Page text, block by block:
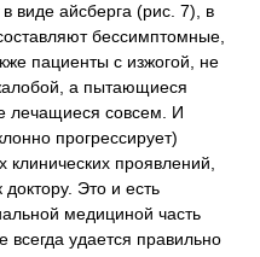
виде айсберга (рис. 7), в
бессимптомные,
пациенты с изжогой, не
а пытающиеся
лечащиеся совсем. И
прогрессирует)
проявлений,
Это и есть
медициной часть
всегда удается правильно